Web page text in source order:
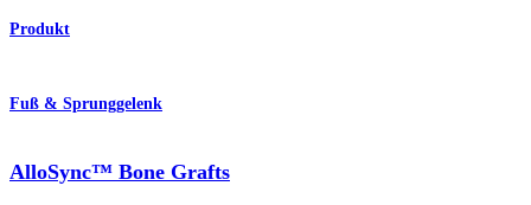
Produkt
Fuß & Sprunggelenk
AlloSync™ Bone Grafts